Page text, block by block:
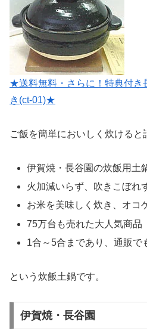
★送料無料・さらに！特典付き
き(ct-01)★
ご飯を簡単においしく炊ける
伊賀焼・長谷園の炊飯用土
火加減いらず、吹きこぼれ
お米を美味しく炊き、オコ
75万台も売れた大人気商品
1合～5合まであり、通販で
という炊飯土鍋です。
伊賀焼・長谷園